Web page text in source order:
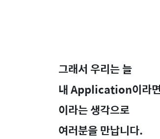
그래서 우리는 늘
내 Application이라
이라는 생각으로
여러분을 만납니다.